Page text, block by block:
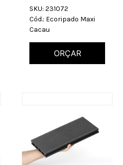
SKU: 231072
Cód.: Ecoripado Maxi
Cacau
ORÇAR